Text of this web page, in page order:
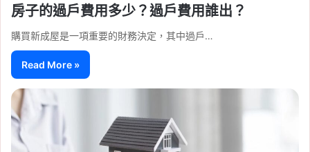
房子的過戶費用多少？過戶費用誰出？
購買新成屋是一項重要的財務決定，其中過戶…
Read More »